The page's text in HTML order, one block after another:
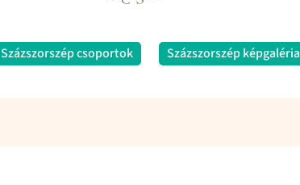
Százszorszép csoportok Százszorszép képgaléria